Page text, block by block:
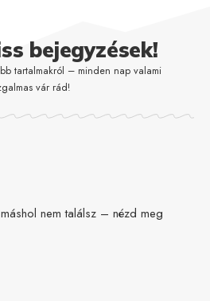
bejegyzések!
tartalmakról – minden nap valami
vár rád!
nem találsz – nézd meg